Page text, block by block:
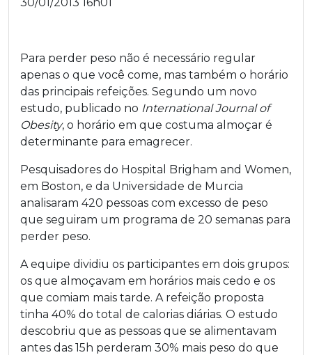
Para perder peso não é necessário regular
apenas o que você come, mas também o horário
das principais refeições. Segundo um novo
estudo, publicado no International Journal of
Obesity, o horário em que costuma almoçar é
determinante para emagrecer.
Pesquisadores do Hospital Brigham and Women,
em Boston, e da Universidade de Murcia
analisaram 420 pessoas com excesso de peso
que seguiram um programa de 20 semanas para
perder peso.
A equipe dividiu os participantes em dois grupos:
os que almoçavam em horários mais cedo e os
que comiam mais tarde. A refeição proposta
tinha 40% do total de calorias diárias. O estudo
descobriu que as pessoas que se alimentavam
antes das 15h perderam 30% mais peso do que